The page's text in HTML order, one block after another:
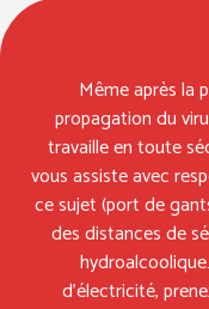
Même après la
propagation du
travaille en toute
vous assiste avec
ce sujet (port de
des distances de
d’électricité,